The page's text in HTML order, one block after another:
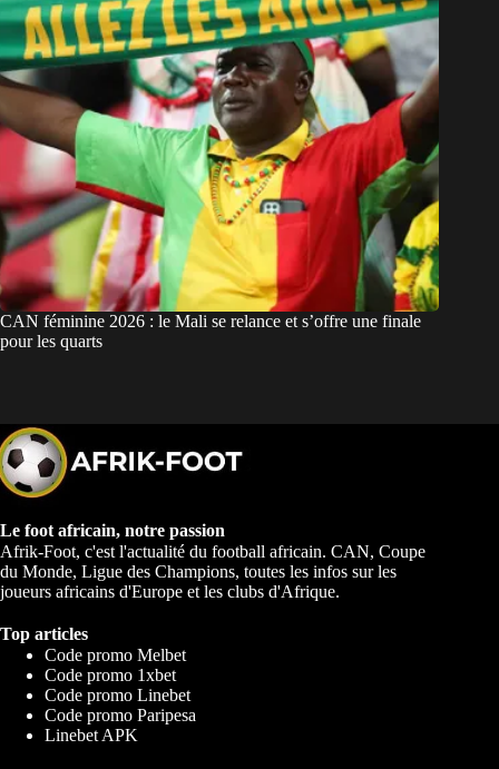
CAN féminine 2026 : le Mali se relance et s’offre une finale
pour les quarts
Le foot africain, notre passion
Afrik-Foot, c'est l'actualité du football africain. CAN, Coupe
du Monde, Ligue des Champions, toutes les infos sur les
joueurs africains d'Europe et les clubs d'Afrique.
Top articles
Code promo Melbet
Code promo 1xbet
Code promo Linebet
Code promo Paripesa
Linebet APK